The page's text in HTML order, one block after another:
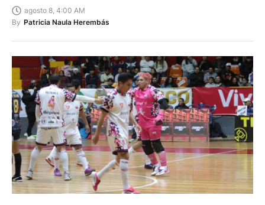
agosto 8, 4:00 AM
By Patricia Naula Herembás